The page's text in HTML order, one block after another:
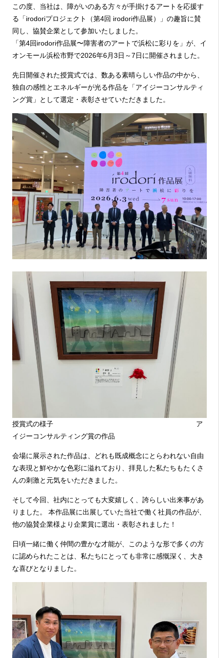
この度、当社は、障がいのある方々が手掛けるアートを応援す
る「irodoriプロジェクト（第4回 irodori作品展）」の趣旨に賛
同し、協賛企業として参加いたしました。
「第4回irodori作品展〜障害者のアートで浜松に彩りを」が、イ
オンモール浜松市野で2026年6月3日～7日に開催されました。
先日開催された授賞式では、数ある素晴らしい作品の中から、
独自の感性とエネルギーが光る作品を「アイジーコンサルティ
ング賞」として選定・表彰させていただきました。
授賞式の様子 ア
イジーコンサルティング賞の作品
会場に展示された作品は、どれも既成概念にとらわれない自由
な表現と鮮やかな色彩に溢れており、拝見した私たちもたくさ
んの刺激と元気をいただきました。
そして今回、社内にとっても大変嬉しく、誇らしい出来事があ
りました。 本作品展に出展していた当社で働く社員の作品が、
他の協賛企業様より企業賞に選出・表彰されました！
日頃一緒に働く仲間の豊かな才能が、このような形で多くの方
に認められたことは、私たちにとっても非常に感慨深く、大き
な喜びとなりました。